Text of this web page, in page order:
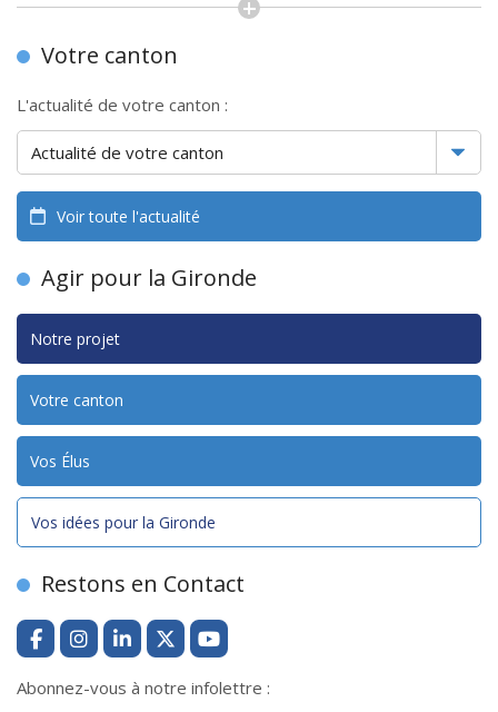
Votre canton
L'actualité de votre canton :
Voir toute l'actualité
Agir pour la Gironde
Notre projet
Votre canton
Vos Élus
Vos idées pour la Gironde
Restons en Contact
Abonnez-vous à notre infolettre :